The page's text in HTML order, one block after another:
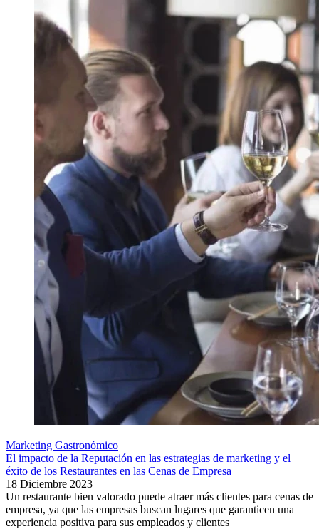
Marketing Gastronómico
El impacto de la Reputación en las estrategias de marketing y el
éxito de los Restaurantes en las Cenas de Empresa
18 Diciembre 2023
Un restaurante bien valorado puede atraer más clientes para cenas de
empresa, ya que las empresas buscan lugares que garanticen una
experiencia positiva para sus empleados y clientes